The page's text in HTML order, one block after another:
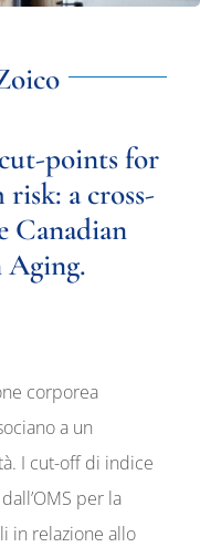
cut-points for
risk: a cross-
Canadian
Aging.
corporea
a un
I cut-off di indice
per la
in relazione allo